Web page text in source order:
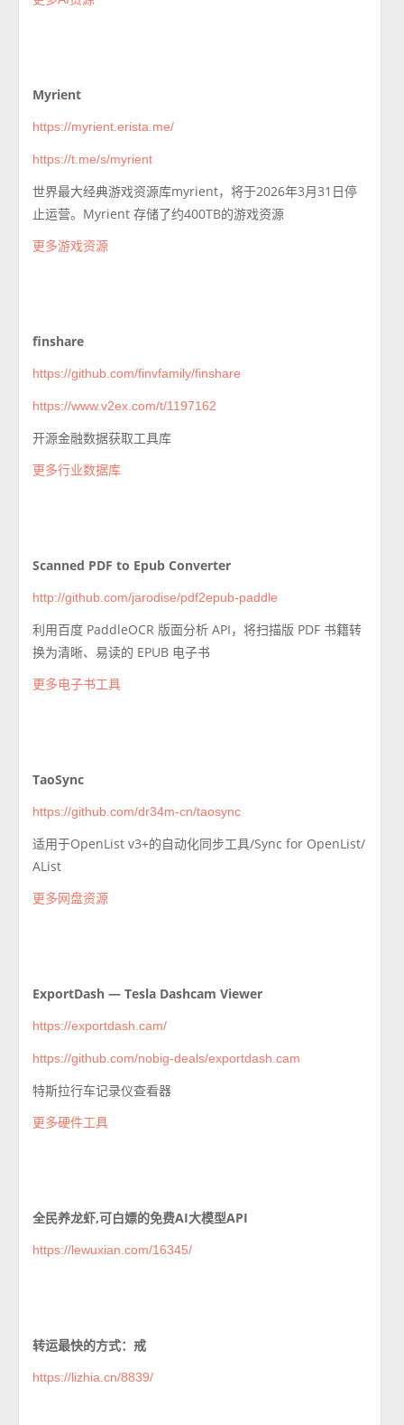
Myrient
https://myrient.erista.me/
https://t.me/s/myrient
世界最大经典游戏资源库myrient，将于2026年3月31日停
止运营。Myrient 存储了约400TB的游戏资源
更多游戏资源
finshare
https://github.com/finvfamily/finshare
https://www.v2ex.com/t/1197162
开源金融数据获取工具库
更多行业数据库
Scanned PDF to Epub Converter
http://github.com/jarodise/pdf2epub-paddle
利用百度 PaddleOCR 版面分析 API，将扫描版 PDF 书籍转
换为清晰、易读的 EPUB 电子书
更多电子书工具
TaoSync
https://github.com/dr34m-cn/taosync
适用于OpenList v3+的自动化同步工具/Sync for OpenList/
AList
更多网盘资源
ExportDash — Tesla Dashcam Viewer
https://exportdash.cam/
https://github.com/nobig-deals/exportdash.cam
特斯拉行车记录仪查看器
更多硬件工具
全民养龙虾,可白嫖的免费AI大模型API
https://lewuxian.com/16345/
转运最快的方式：戒
https://lizhia.cn/8839/